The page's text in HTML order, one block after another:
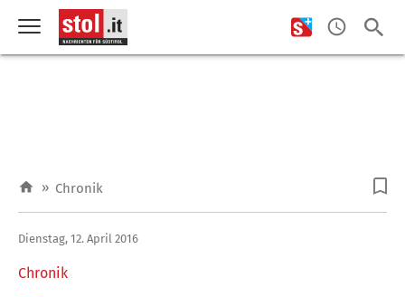
» Chronik
Chronik
Dienstag, 12. April 2016